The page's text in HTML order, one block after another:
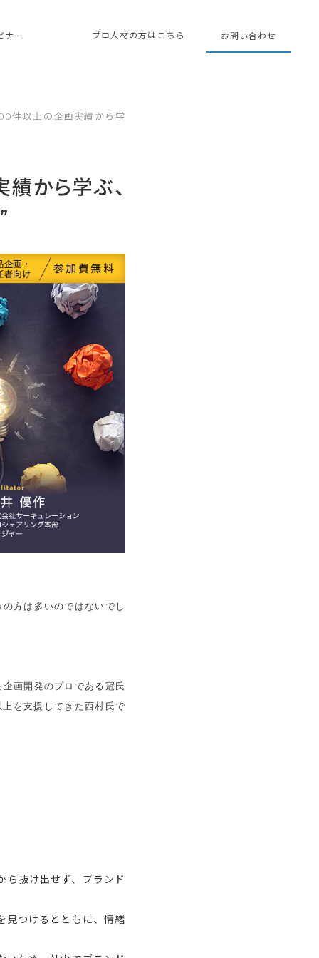
ナー プロ人材の方はこちら お問い合わせ
件以上の企画実績から学
から学ぶ、
方は多いのではないでし
画開発のプロである冠氏
を支援してきた西村氏で
ら抜け出せず、ブランド
見つけるとともに、情緒